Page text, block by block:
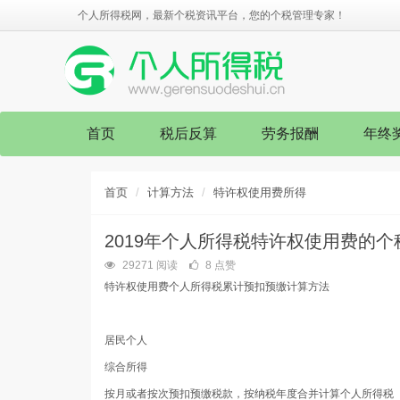
个人所得税网，最新个税资讯平台，您的个税管理专家！
首页 税后反算 劳务报酬 年终
首页 计算方法 特许权使用费所得
2019年个人所得税特许权使用费的
29271 阅读
8 点赞
特许权使用费个人所得税累计预扣预缴计算方法
居民个人
综合所得
按月或者按次预扣预缴税款，按纳税年度合并计算个人所得税